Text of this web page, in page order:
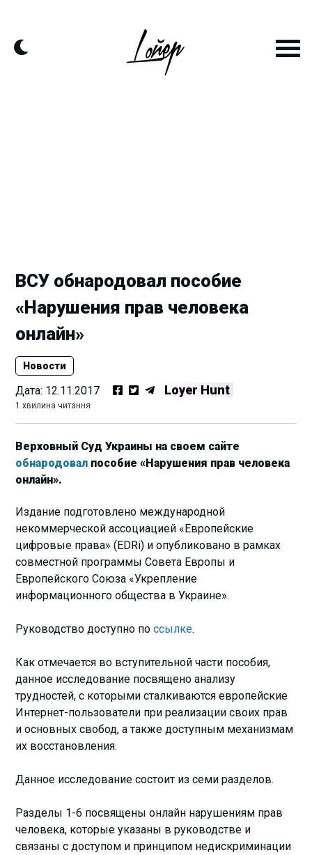
контенту
ВСУ обнародовал пособие
«Нарушения прав человека
онлайн»
Новости
Дата: 12.11.2017 Loyer Hunt
1 хвилина читання
Верховный Суд Украины на своем сайте
обнародовал пособие «Нарушения прав человека
онлайн».
Издание подготовлено международной
некоммерческой ассоциацией «Европейские
цифровые права» (EDRi) и опубликовано в рамках
совместной программы Совета Европы и
Европейского Союза «Укрепление
информационного общества в Украине».
Руководство доступно поссылке.
Как отмечается во вступительной части пособия,
данное исследование посвящено анализу
трудностей, с которыми сталкиваются европейские
Интернет-пользователи при реализации своих прав
и основных свобод, а также доступным механизмам
их восстановления.
Данное исследование состоит из семи разделов.
Разделы 1-6 посвящены онлайн нарушениям прав
человека, которые указаны в руководстве и
связаны с доступом и принципом недискриминации